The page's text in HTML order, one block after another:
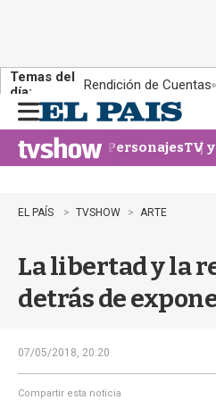
Temas del
día:
Rendición de Cuentas
n
u
PersonajesTV
EL PAÍS TVSHOW ARTE
La libertad y la
detrás de
07/05/2018, 20:20
Compartir esta noticia